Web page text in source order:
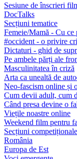
Sesiune de înscrieri
DocTalks
Secțiuni tematice
Femeie/Mamă - Cu ce
#occident - o privire
Dictaturi - ghid de
Pe ambele părți ale
Masculinitatea în criză
Arta ca unealtă de
Neo-fascism online și
Cum devii adult, cum
Când presa devine o
Viețile noastre online
Weekend film pentru
Secțiuni competiționale
România
Europa de Est